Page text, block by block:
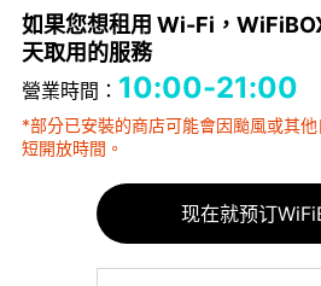
如果您想租用 Wi-Fi，
天取用的服務
營業時間： 10:00-21:00
*部分已安裝的商店可能會因颱風或其
短開放時間。
现在就预订